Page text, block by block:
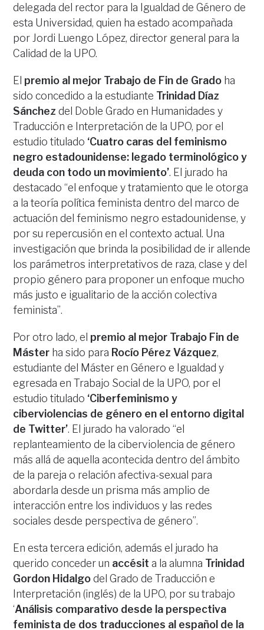
delegada del rector para la Igualdad de Género de
esta Universidad, quien ha estado acompañada
por Jordi Luengo López, director general para la
Calidad de la UPO.
El premio al mejor Trabajo de Fin de Grado ha
sido concedido a la estudiante Trinidad Díaz
Sánchez del Doble Grado en Humanidades y
Traducción e Interpretación de la UPO, por el
estudio titulado ‘Cuatro caras del feminismo
negro estadounidense: legado terminológico y
deuda con todo un movimiento’. El jurado ha
destacado “el enfoque y tratamiento que le otorga
a la teoría política feminista dentro del marco de
actuación del feminismo negro estadounidense, y
por su repercusión en el contexto actual. Una
investigación que brinda la posibilidad de ir allende
los parámetros interpretativos de raza, clase y del
propio género para proponer un enfoque mucho
más justo e igualitario de la acción colectiva
feminista”.
Por otro lado, el premio al mejor Trabajo Fin de
Máster ha sido para Rocío Pérez Vázquez,
estudiante del Máster en Género e Igualdad y
egresada en Trabajo Social de la UPO, por el
estudio titulado ‘Ciberfeminismo y
ciberviolencias de género en el entorno digital
de Twitter’. El jurado ha valorado “el
replanteamiento de la ciberviolencia de género
más allá de aquella acontecida dentro del ámbito
de la pareja o relación afectiva-sexual para
abordarla desde un prisma más amplio de
interacción entre los individuos y las redes
sociales desde perspectiva de género”.
En esta tercera edición, además el jurado ha
querido conceder un accésit a la alumna Trinidad
Gordon Hidalgodel Grado de Traducción e
Interpretación (inglés) de la UPO, por su trabajo
‘Análisis comparativo desde la perspectiva
feminista de dos traducciones al español de la